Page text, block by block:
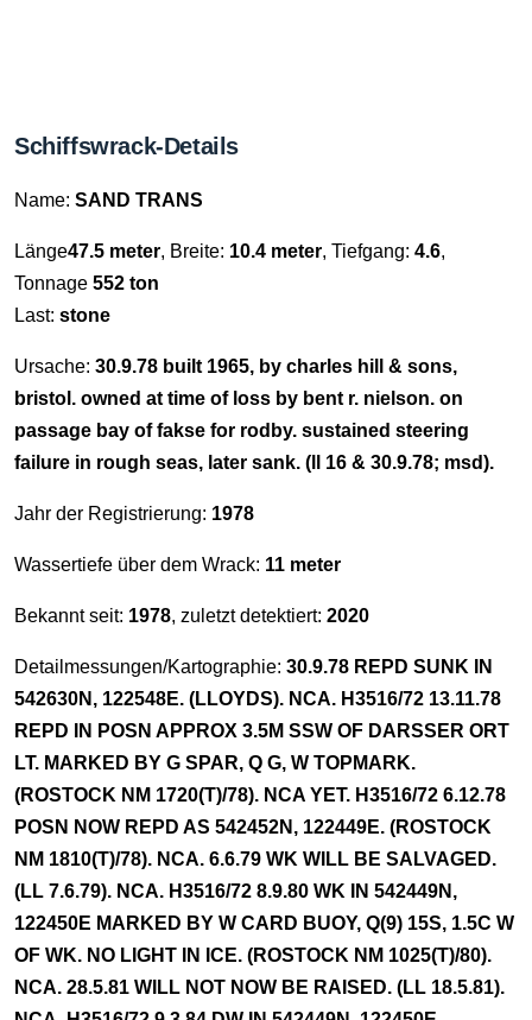
Schiffswrack-Details
Name: SAND TRANS
Länge47.5 meter, Breite: 10.4 meter, Tiefgang: 4.6,
Tonnage 552 ton
Last: stone
Ursache: 30.9.78 built 1965, by charles hill & sons,
bristol. owned at time of loss by bent r. nielson. on
passage bay of fakse for rodby. sustained steering
failure in rough seas, later sank. (ll 16 & 30.9.78; msd).
Jahr der Registrierung: 1978
Wassertiefe über dem Wrack: 11 meter
Bekannt seit: 1978, zuletzt detektiert: 2020
Detailmessungen/Kartographie: 30.9.78 REPD SUNK IN
542630N, 122548E. (LLOYDS). NCA. H3516/72 13.11.78
REPD IN POSN APPROX 3.5M SSW OF DARSSER ORT
LT. MARKED BY G SPAR, Q G, W TOPMARK.
(ROSTOCK NM 1720(T)/78). NCA YET. H3516/72 6.12.78
POSN NOW REPD AS 542452N, 122449E. (ROSTOCK
NM 1810(T)/78). NCA. 6.6.79 WK WILL BE SALVAGED.
(LL 7.6.79). NCA. H3516/72 8.9.80 WK IN 542449N,
122450E MARKED BY W CARD BUOY, Q(9) 15S, 1.5C W
OF WK. NO LIGHT IN ICE. (ROSTOCK NM 1025(T)/80).
NCA. 28.5.81 WILL NOT NOW BE RAISED. (LL 18.5.81).